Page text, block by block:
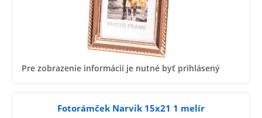
Pre zobrazenie informácií je nutné byť prihlásený
Fotorámček Narvik 15x21 1 melír